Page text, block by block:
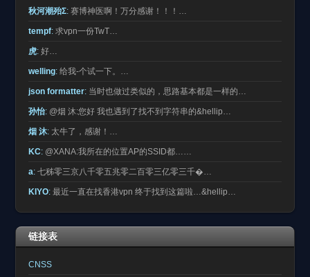
秋河潮殆Σ: 赛博神医啊！万分感谢！！！…
tempf: 求vpn一份TwT…
虎: 好…
welling: 给我-个试一下。…
json formatter: 当时也做过类似的，思路基本都是一样的…
孙怡: @烟 沐:您好 我也遇到了找不到字符串的&hellip…
烟 沐: 太牛了，感谢！…
KC: @XANA:我所在的位置AP的SSID都……
a: 七秭零三京八千零五兆零二百零三亿零三千�…
KIYO: 最近一直在找香港vpn 终于找到这篇啦…&hellip…
链接表
CNSS